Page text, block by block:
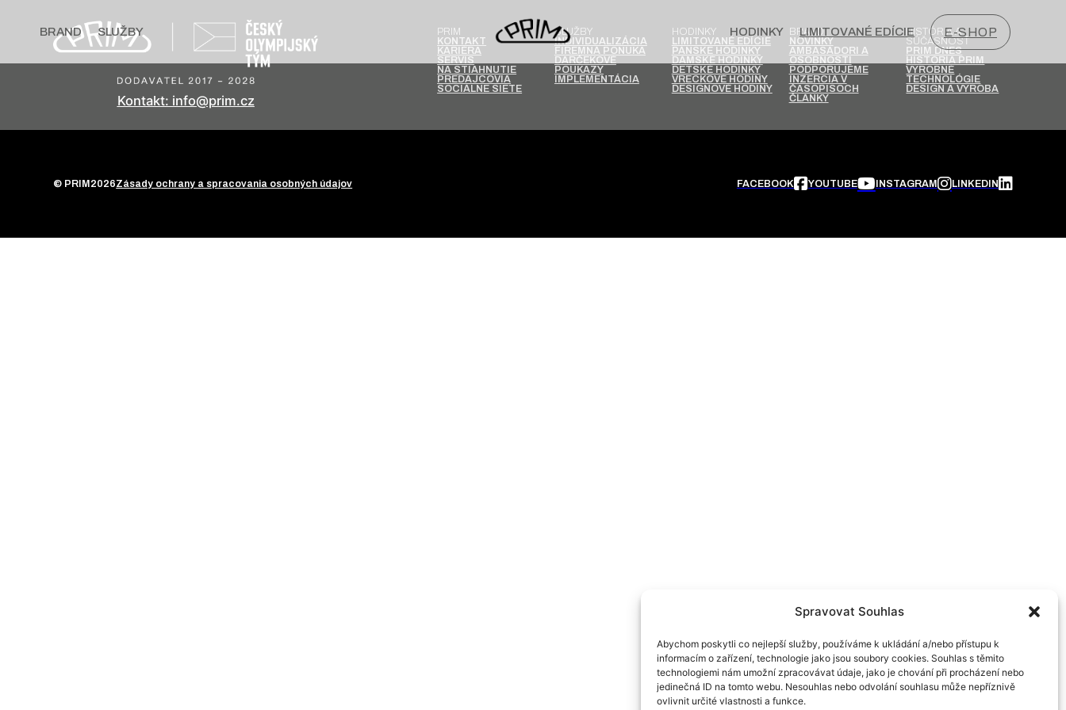
Spravovat Souhlas
Abychom poskytli co nejlepší služby, používáme k ukládání a/nebo přístupu k
informacím o zařízení, technologie jako jsou soubory cookies. Souhlas s těmito
technologiemi nám umožní zpracovávat údaje, jako je chování při procházení nebo
jedinečná ID na tomto webu. Nesouhlas nebo odvolání souhlasu může nepříznivě
ovlivnit určité vlastnosti a funkce.
BRAND SLUŽBY HODINKY LIMITOVANÉ EDÍCIE E-SHOP
PRIM
KONTAKT
KARIÉRA
SERVIS
NA STIAHNUTIE
PREDAJCOVIA
SOCIÁLNE SIETE
SLUŽBY
INDIVIDUALIZÁCIA
FIREMNÁ PONUKA
DARČEKOVÉ
POUKAZY
IMPLEMENTÁCIA
HODINKY
LIMITOVANÉ EDÍCIE
PÁNSKE HODINKY
DÁMSKÉ HODINKY
DETSKÉ HODINKY
VRECKOVÉ HODINY
DESIGNOVÉ HODINY
BRAND
NOVINKY
AMBASÁDORI A
OSOBNOSTI
PODPORUJEME
INZERCIA V
ČASOPISOCH
ČLÁNKY
HISTÓRIA A
SÚČASNOSŤ
PRIM DNES
HISTÓRIA PRIM
VÝROBNÉ
TECHNOLÓGIE
DESIGN A VÝROBA
Kontakt: info@prim.cz
© PRIM2026Zásady ochrany a spracovania osobných údajov FACEBOOK YOUTUBE INSTAGRAM LINKEDIN